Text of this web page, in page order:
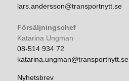
lars.andersson@transportnytt.se
Försäljningschef
Katarina Ungman
08-514 934 72
katarina.ungman@transportnytt.se
Nyhetsbrev